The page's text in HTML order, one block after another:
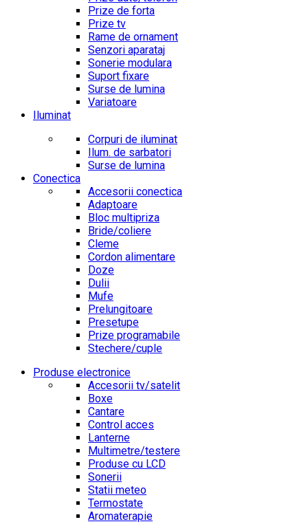
Prize de forta
Prize tv
Rame de ornament
Senzori aparataj
Sonerie modulara
Suport fixare
Surse de lumina
Variatoare
Iluminat
Corpuri de iluminat
Ilum. de sarbatori
Surse de lumina
Conectica
Accesorii conectica
Adaptoare
Bloc multipriza
Bride/coliere
Cleme
Cordon alimentare
Doze
Dulii
Mufe
Prelungitoare
Presetupe
Prize programabile
Stechere/cuple
Produse electronice
Accesorii tv/satelit
Boxe
Cantare
Control acces
Lanterne
Multimetre/testere
Produse cu LCD
Sonerii
Statii meteo
Termostate
Aromaterapie